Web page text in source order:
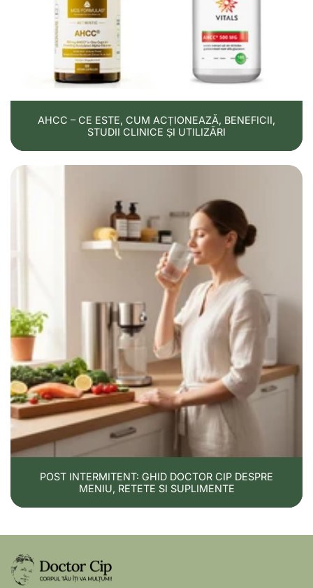
AHCC – CE ESTE, CUM ACȚIONEAZĂ, BENEFICII,
STUDII CLINICE ȘI UTILIZĂRI
POST INTERMITENT: GHID DOCTOR CIP DESPRE
MENIU, RETETE SI SUPLIMENTE